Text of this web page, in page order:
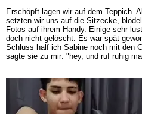
Erschöpft lagen wir auf dem Teppich.
setzten wir uns auf die Sitzecke,
Fotos auf ihrem Handy. Einige sehr
doch nicht gelöscht. Es war spät
Schluss half ich Sabine noch mit den
sagte sie zu mir: "hey, und ruf ruhig